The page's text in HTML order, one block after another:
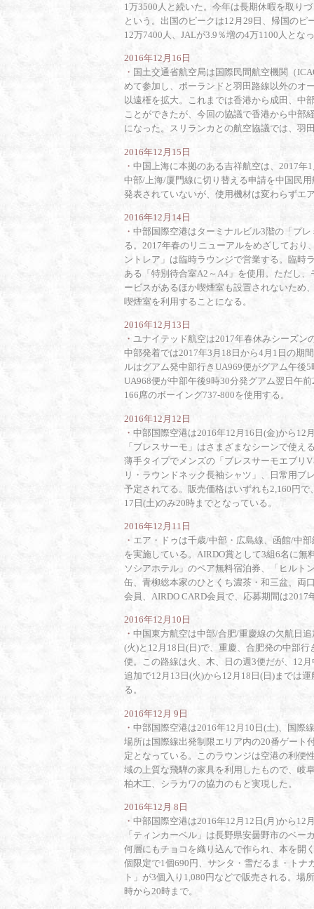
1万3500人と続いた。今年は長期休暇を取り
という。出国のピークは12月29日、帰国の
12万7400人、JALが3.9％増の4万1100人とな
2016年12月16日
・ 国土交通省航空局は国際民間航空機関（
めて参加し、ポーランドと羽田路線以外のオ
以遠権を拡大。これまでは香港から成田、中
ことができたが、今回の協議で香港から中部
になった。スリランカとの航空協議では、羽
2016年12月15日
・ 中国上海に本拠のある吉祥航空は、2017年
中部/上海/厦門線に切り替える申請を中国民
発表されていないが、使用機材は変わらずエ
2016年12月14日
・ 中部国際空港はターミナルビル3階の「プ
る。2017年春のリニューアルをめざしており
ントレア」は臨時ラウンジで営業する。臨時
ある「特別待合室A2～A4」を使用。ただし
ービスがあるほか喫煙室も設置されないため
喫煙室を利用することになる。
2016年12月13日
・ ユナイテッド航空は2017年春休みシーズン
中部発着では2017年3月18日から4月1日の期
ルはグアム発中部行きUA969便がグアム午後
UA968便が中部午後9時30分発グアム翌日午
166席のボーイング737-800を使用する。
2016年12月12日
・ 中部国際空港は2016年12月16日(金)から12
「ブレスサーモ」はさまざまなシーンで使
薄手タイプでメンズの「ブレスサーモエブリ
リ・ラウンドネック長袖シャツ」、日常用ブ
予定されてる。販売価格はいずれも2,160円
17日(土)のみ20時までとなっている。
2016年12月11日
・ エア・ドゥは千歳/中部・広島線、函館/中
を実施している。AIRDO賞として3組6名に
ソシアホテル」のペア無料宿泊券、「ヒルト
缶、青柳総本家のひとくち濃茶・和三盆、両
会員、AIRDO CARD会員で、応募期間は2017
2016年12月10日
・ 中国東方航空は中部/合肥/重慶線の欠航日
(火)と12月18日(日)で、重慶、合肥発の中部
便。この路線は火、木、日の週3便だが、12
追加で12月13日(火)から12月18日(日)までは
る。
2016年12月 9日
・ 中部国際空港は2016年12月10日(土)、国際
場所は国際線出発制限エリア内の20番ゲート
定となっている。このラウンジは空港の利便
域の上質な飛騨の家具を利用したもので、岐
柏木工、シラカワの協力のもと実現した。
2016年12月 8日
・ 中部国際空港は2016年12月12日(月)から12
「ティンカーベル」は長野県安曇野市のベ
何層にもチョコを織り込んで作られ、本を開
個限定で1個690円、サンタ・雪だるま・ト
ト」が3個入り1,080円などで販売される。
時から20時まで。